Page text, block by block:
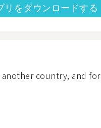
リをダウンロードする
country, and for